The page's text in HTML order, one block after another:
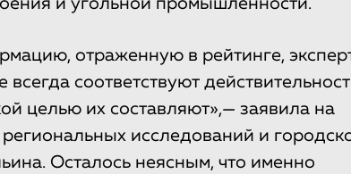
и угольной промышленности.
отраженную в рейтинге,
всегда соответствуют
целью их составляют»,— заявила на
исследований и
Осталось неясным, что именно